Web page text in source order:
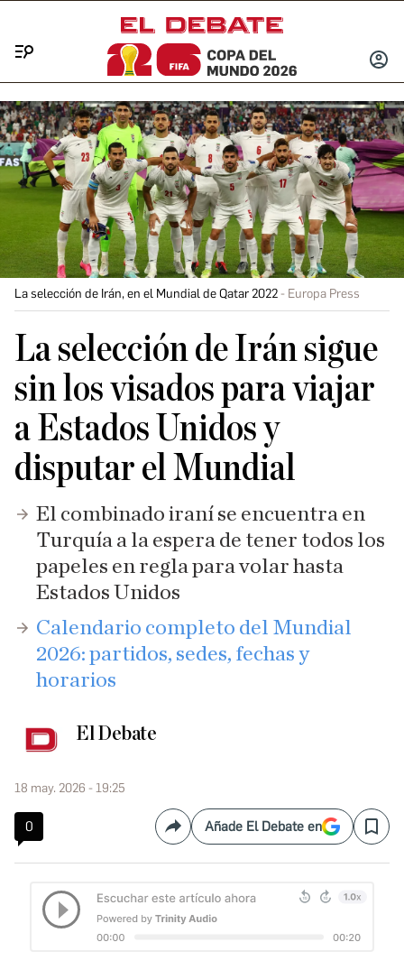
INICIAR
La selección de Irán, en el Mundial de Qatar 2022 Europa Press
La selección de Irán sigue
sin los visados para viajar
a Estados Unidos y
disputar el Mundial
El combinado iraní se encuentra en
Turquía a la espera de tener todos los
papeles en regla para volar hasta
Estados Unidos
Calendario completo del Mundial
2026: partidos, sedes, fechas y
horarios
El Debate
18 may. 2026 - 19:25
0 CompartirAñade El Debate en Save